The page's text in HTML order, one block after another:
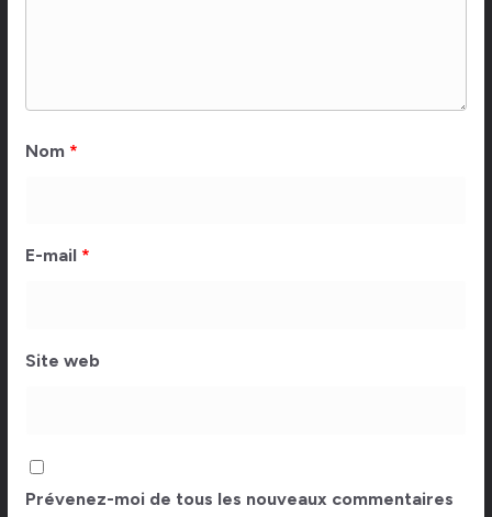
Nom *
E-mail *
Site web
Prévenez-moi de tous les nouveaux commentaires